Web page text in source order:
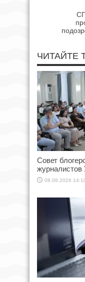
ЧИТАЙТЕ
Совет
журналистов
08.08.2026